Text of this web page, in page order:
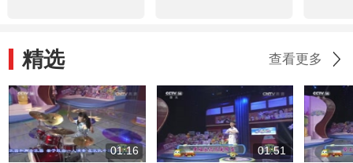
精选 查看更多
01:16 01:51